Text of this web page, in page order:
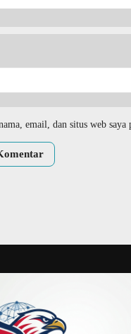
email, dan situs web